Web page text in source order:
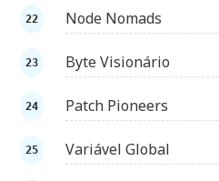
Node Nomads
Byte Visionário
Patch Pioneers
Variável Global